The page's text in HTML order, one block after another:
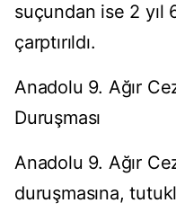
suçundan ise 2 yıl
çarptırıldı.
Anadolu 9. Ağır
Duruşması
Anadolu 9. Ağır
duruşmasına,